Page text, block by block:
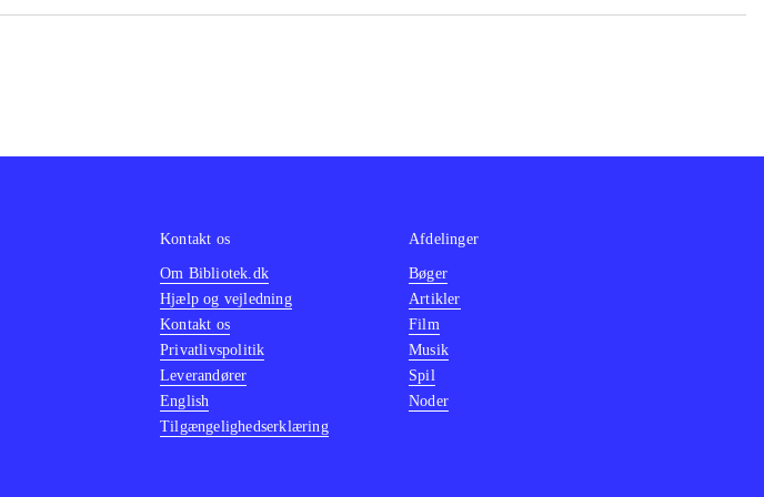
Kontakt os
Om Bibliotek.dk
Hjælp og vejledning
Kontakt os
Privatlivspolitik
Leverandører
English
Tilgængelighedserklæring
Afdelinger
Bøger
Artikler
Film
Musik
Spil
Noder